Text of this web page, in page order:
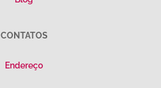
CONTATOS
Endereço